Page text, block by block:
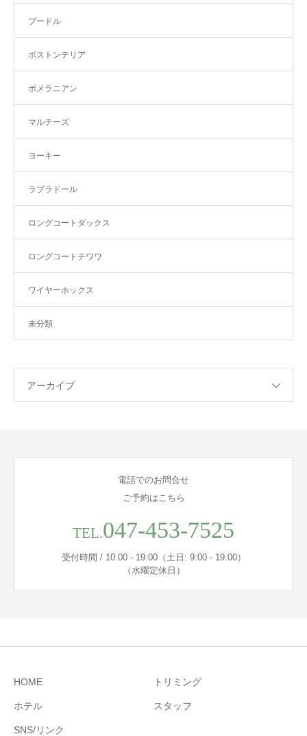
プードル
ボストンテリア
ポメラニアン
マルチーズ
ヨーキー
ラブラドール
ロングコートダックス
ロングコートチワワ
ワイヤーホックス
未分類
アーカイブ
電話でのお問合せ
ご予約はこちら
TEL.047-453-7525
受付時間 / 10:00 - 19:00（土日: 9:00 - 19:00）
（水曜定休日）
HOME トリミング
ホテル スタッフ
SNS/リンク